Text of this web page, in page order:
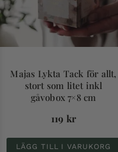
Majas Lykta Tack för allt,
stort som litet inkl
gåvobox 7×8 cm
119 kr
LÄGG TILL I VARUKORG